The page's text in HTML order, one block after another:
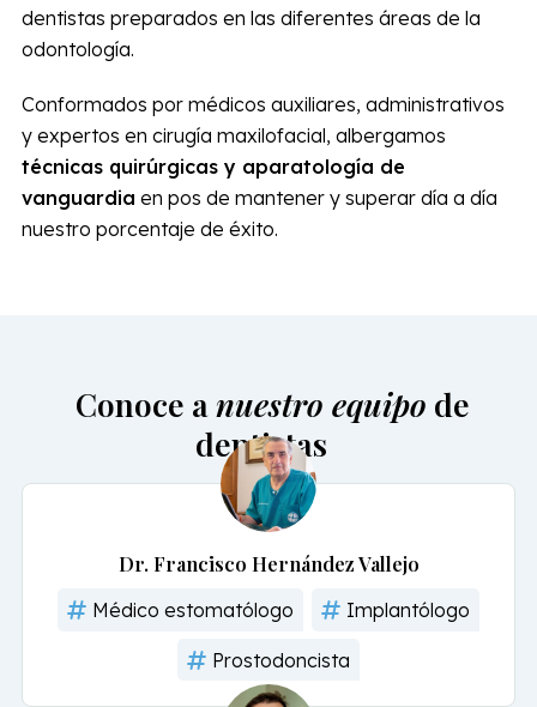
dentistas preparados en las diferentes áreas de la
odontología.
Conformados por médicos auxiliares, administrativos
y expertos en cirugía maxilofacial, albergamos
técnicas quirúrgicas y aparatología de
vanguardia en pos de mantener y superar día a día
nuestro porcentaje de éxito.
Conoce anuestro equipo de
dentistas
Dr. Francisco Hernández Vallejo
Médico estomatólogo Implantólogo
Prostodoncista